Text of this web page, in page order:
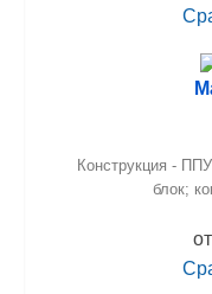
Конструкция -
блок;
от